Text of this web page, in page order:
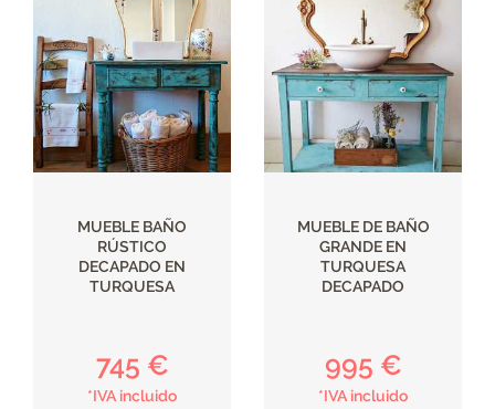
MUEBLE BAÑO
RÚSTICO
DECAPADO EN
TURQUESA
745 €
*IVA incluido
MUEBLE DE BAÑO
GRANDE EN
TURQUESA
DECAPADO
995 €
*IVA incluido